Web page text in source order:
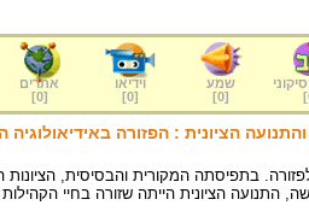
]
שמע
[
0
]
וידיאו
[
0
]
אתרים
[
0
]
הציונית : הפזורה באידיאולוגיה
בתפיסתה המקורית והבסיסית,
התנועה הציונית הייתה שזורה בחיי